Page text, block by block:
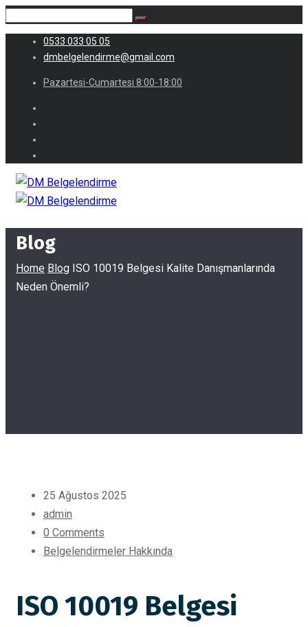
0533 033 05 05
dmbelgelendirme@gmail.com
Pazartesi-Cumartesi 8:00-18:00
Blog
Home Blog ISO 10019 Belgesi Kalite Danışmanlarında
Neden Önemli?
25 Ağustos 2025
admin
0 Comments
Belgelendirmeler Hakkında
ISO 10019 Belgesi